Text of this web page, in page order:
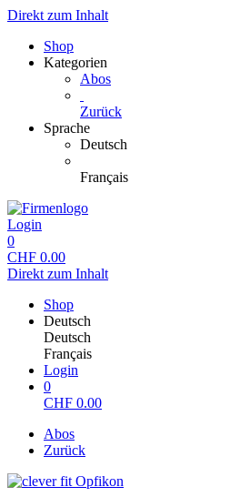
Direkt zum Inhalt
Shop
Kategorien
Abos
Zurück
Sprache
Deutsch
Français
Login
0
CHF 0.00
Direkt zum Inhalt
Shop
Deutsch
Deutsch
Français
Login
0
CHF 0.00
Abos
Zurück